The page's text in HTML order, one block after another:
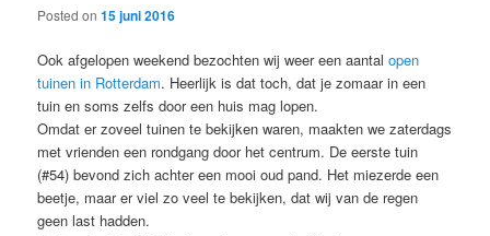
Posted on15 juni 2016
Ook afgelopen weekend bezochten wij weer een aantalopen
tuinen in Rotterdam. Heerlijk is dat toch, dat je zomaar in een
tuin en soms zelfs door een huis mag lopen.
Omdat er zoveel tuinen te bekijken waren, maakten we zaterdags
met vrienden een rondgang door het centrum. De eerste tuin
(#54) bevond zich achter een mooi oud pand. Het miezerde een
beetje, maar er viel zo veel te bekijken, dat wij van de regen
geen last hadden.